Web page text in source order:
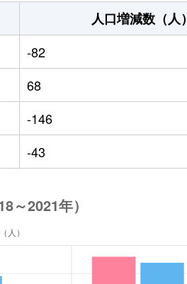
人口増減数（人）
-82
68
-146
-43